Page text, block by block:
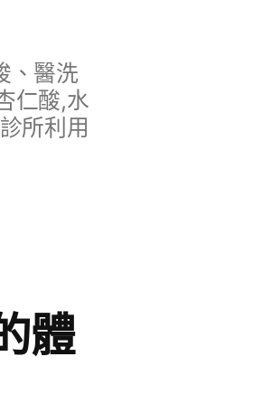
、醫洗
仁酸,水
所利用
體